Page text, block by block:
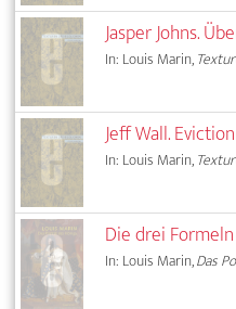
Jasper Johns.
In: Louis Marin,
Jeff Wall.
In: Louis Marin,
Die drei Formeln
In: Louis Marin,Das